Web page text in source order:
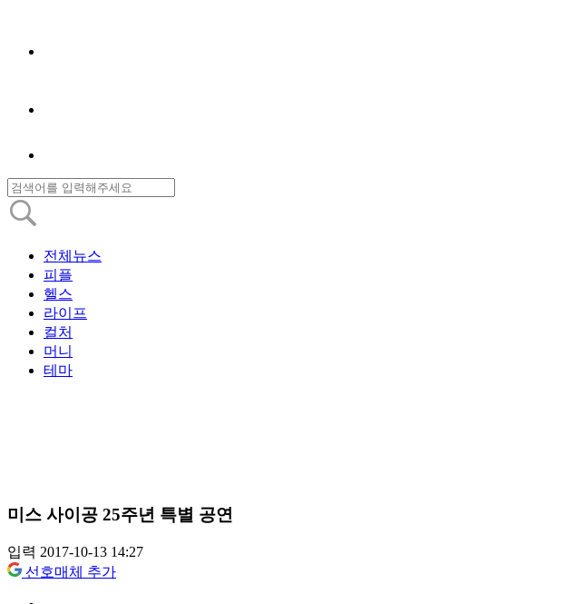
전체뉴스
피플
헬스
라이프
컬처
머니
테마
미스 사이공 25주년 특별 공연
입력 2017-10-13 14:27
선호매체 추가